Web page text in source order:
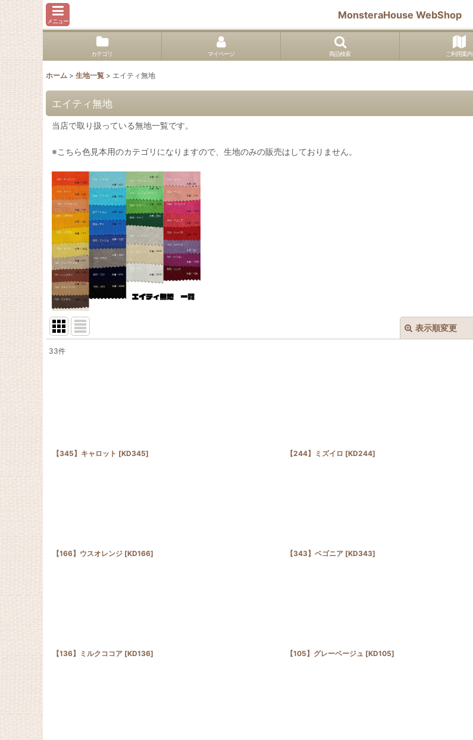
メニュー
MonsteraHouse WebShop
カテゴリ マイページ 商品検索 ご利用案内
ホーム > 生地一覧 > エイティ無地
エイティ無地
当店で取り扱っている無地一覧です。
※こちら色見本用のカテゴリになりますので、生地のみの販売はしておりません。
表示順変更
33件
【345】キャロット [KD345] 【244】ミズイロ [KD244]
【166】ウスオレンジ [KD166] 【343】ベゴニア [KD343]
【136】ミルクココア [KD136] 【105】グレーベージュ [KD105]